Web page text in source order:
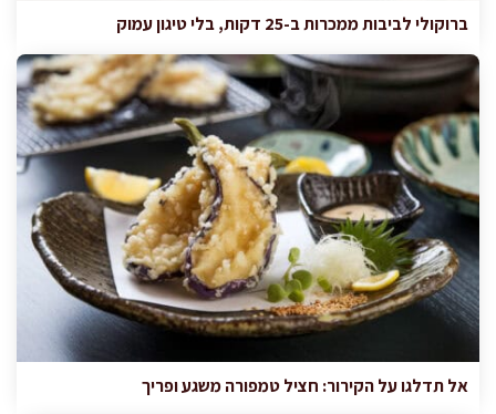
ברוקולי לביבות ממכרות ב-25 דקות, בלי טיגון עמוק
אל תדלגו על הקירור: חציל טמפורה משגע ופריך